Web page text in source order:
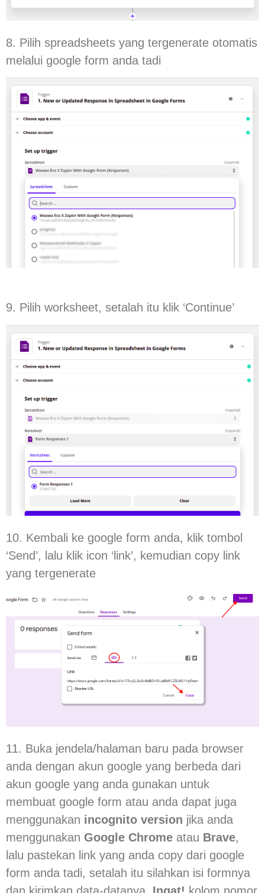
8. Pilih spreadsheets yang tergenerate otomatis
melalui google form anda tadi
9. Pilih worksheet, setalah itu klik ‘Continue’
10. Kembali ke google form anda, klik tombol
‘Send’, lalu klik icon ‘link’, kemudian copy link
yang tergenerate
11. Buka jendela/halaman baru pada browser
anda dengan akun google yang berbeda dari
akun google yang anda gunakan untuk
membuat google form atau anda dapat juga
menggunakan incognito version jika anda
menggunakan Google Chrome atau Brave,
lalu pastekan link yang anda copy dari google
form anda tadi, setalah itu silahkan isi formnya